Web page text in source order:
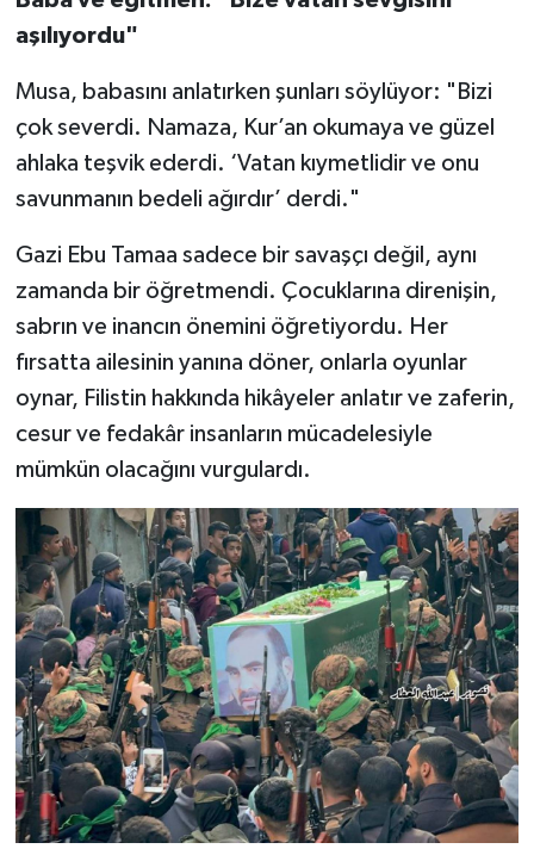
aşılıyordu"
Musa, babasını anlatırken şunları söylüyor: "Bizi
çok severdi. Namaza, Kur’an okumaya ve güzel
ahlaka teşvik ederdi. ‘Vatan kıymetlidir ve onu
savunmanın bedeli ağırdır’ derdi."
Gazi Ebu Tamaa sadece bir savaşçı değil, aynı
zamanda bir öğretmendi. Çocuklarına direnişin,
sabrın ve inancın önemini öğretiyordu. Her
fırsatta ailesinin yanına döner, onlarla oyunlar
oynar, Filistin hakkında hikâyeler anlatır ve zaferin,
cesur ve fedakâr insanların mücadelesiyle
mümkün olacağını vurgulardı.